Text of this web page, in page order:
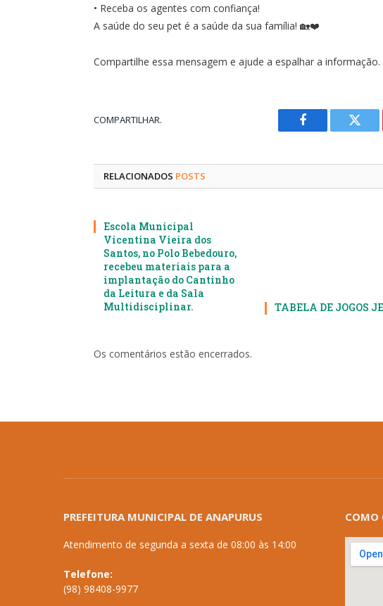
• Receba os agentes com confiança!
A saúde do seu pet é a saúde da sua família! 🏡❤️
Compartilhe essa mensagem e ajude a espalhar a informação.
COMPARTILHAR.
Facebook
RELACIONADOS POSTS
Escola Municipal
Vicentina Vieira dos
Santos, no Polo Bebedouro,
recebeu materiais para a
implantação do Cantinho
da Leitura e da Sala
Multidisciplinar.
TABELA DE JOGOS
Os comentários estão encerrados.
PREFEITURA MUNICIPAL DE ANAPURUS
Atendimento de segunda a sexta de 08:00 às 14:00
Telefone:
(98) 98408-9977
COMO